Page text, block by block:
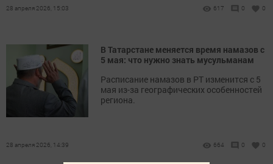
28 апреля 2026, 15:03 617 0 0
В Татарстане меняется время намазов с
5 мая: что нужно знать мусульманам
Расписание намазов в РТ изменится с 5
мая из-за географических особенностей
региона.
28 апреля 2026, 14:39 664 0 0